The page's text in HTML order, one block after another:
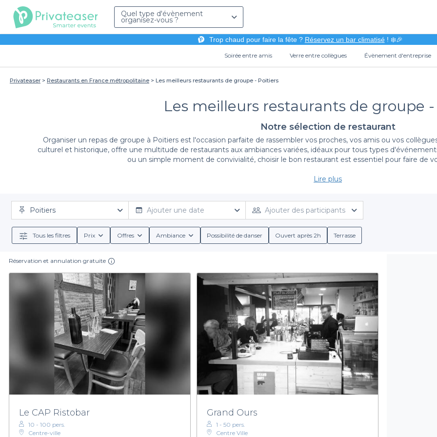
Quel type d'évènement
organisez-vous ?
Trop chaud pour faire la fête ? Réservez un bar climatisé! ❄️🎉
Soirée entre amis Verre entre collègues Évènement d'entreprise
Privateaser Restaurants en France métropolitaine Les meilleurs restaurants de groupe - Poitiers
Les meilleurs restaurants de groupe
Notre sélection de restaurant
Organiser un repas de groupe à Poitiers est l'occasion parfaite de rassembler vos proches, vos amis ou vos
culturel et historique, offre une multitude de restaurants aux ambiances variées, idéaux pour tous types
ou un simple moment de convivialité, choisir le bon restaurant est essentiel pour faire de
Grâce à Privateaser, la réservation de votre restaurant de groupe à Poitiers devient un jeu d'enfant. Notre
soigneusement choisis, répondant à vos attentes en termes de capacité d'accueil, de budget et de style culinaire.
adaptés aux groupes, qu'il s'agisse de formules tout compris ou de spécialisations
De plus, nous vous offrons des informations détaillées sur les conditions de réservation, afin que vous puissiez
Profitez d'une expérience inoubliable
Choisir Privateaser pour votre réservation à Poitiers, c’est vous garantir une expérience mémorable. En plus
notre équipe pour vous guider dans vos choix. Qu’il s’agisse de la sélection des boissons, des astuces pour créer
déroulement de votre repas, nous sommes là pour vous aider à chaque
N'attendez plus pour découvrir les meilleurs restaurants de groupe à Poitiers. Explorez notre plateforme et
Privateaser, organiser votre événement est non seulement facile, mais
Lire plus
Poitiers Ajouter une date Ajouter des participants
Tous les filtres Prix Offres Ambiance Possibilité de danser Ouvert après 2h Terrasse
Réservation et annulation gratuite
Le CAP Ristobar
10 - 100 pers.
Centre-ville
Grand Ours
1 - 50 pers.
Centre Ville